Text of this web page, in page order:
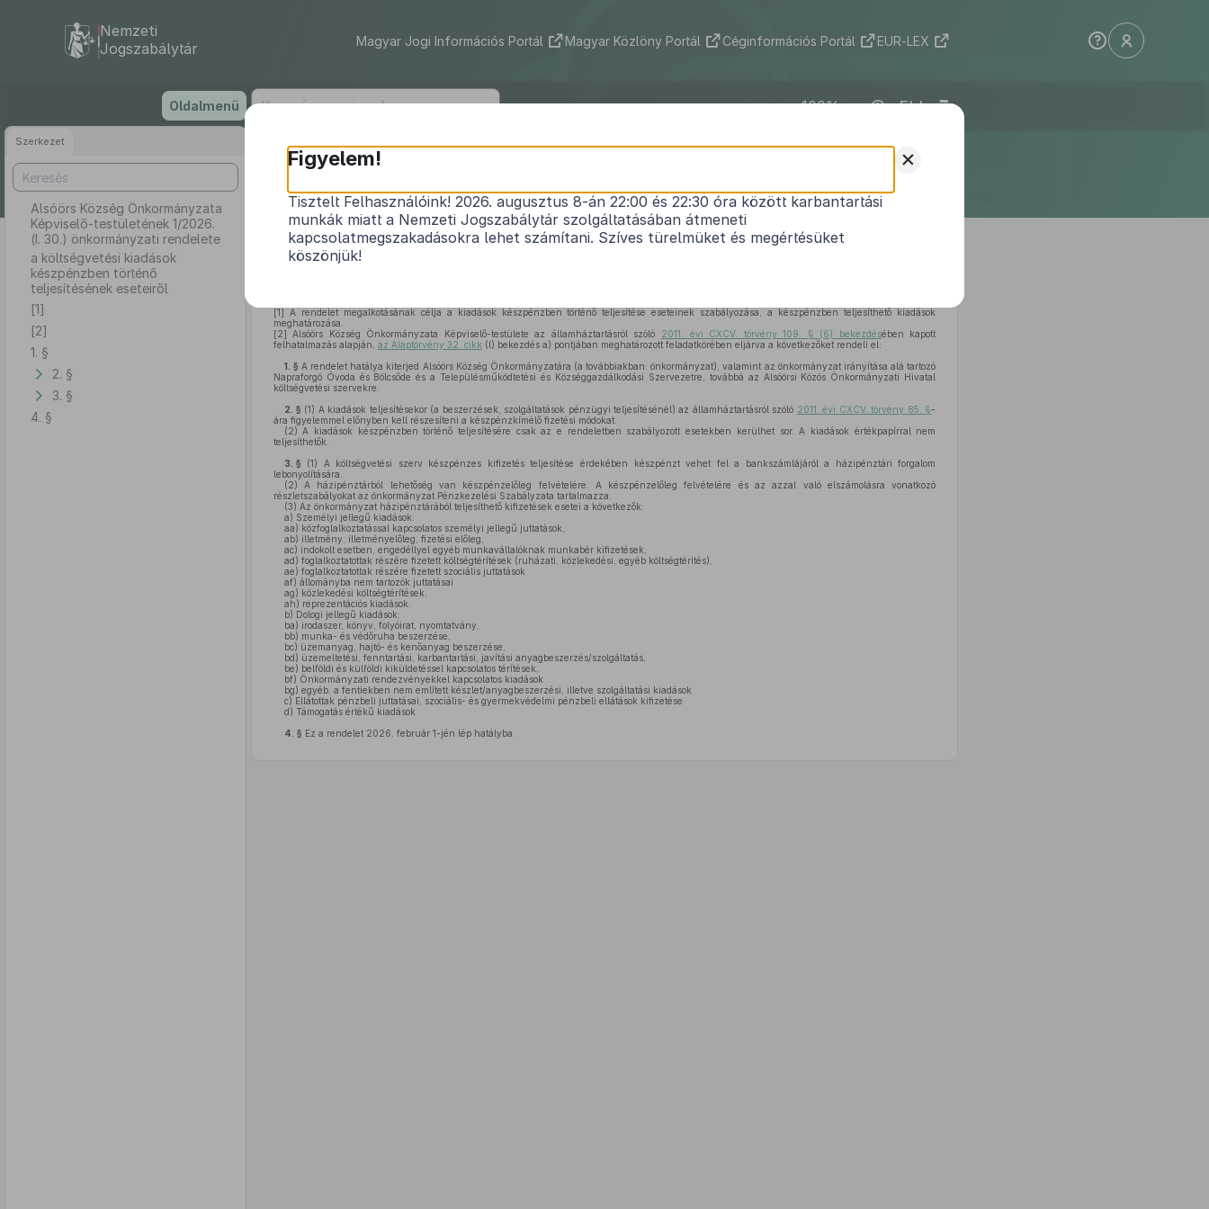
tartalomra
Nemzeti
Jogszabálytár
Magyar Jogi Információs Portál Magyar Közlöny Portál Céginformációs Portál EUR-LEX
Oldalmenü ELI
Szerkezet
Alsóörs Község Önkormányzata
Képviselő-testületének 1/2026.
(I. 30.) önkormányzati rendelete
a költségvetési kiadások
készpénzben történő
teljesítésének eseteiről
[1]
[2]
1. §
2. §
3. §
4. §
Alsóörs Község Önkormányzata Képviselő-testületének
a költségvetési kiadások készpénzben történő teljesítésének eseteiről
[1] A rendelet megalkotásának célja a kiadások készpénzben történő teljesítése eseteinek szabályozása, a készpénzben teljesíthető kiadások
meghatározása.
[2] Alsóörs Község Önkormányzata Képviselő-testülete az államháztartásról szóló 2011. évi CXCV. törvény 109. § (6) bekezdésében kapott
felhatalmazás alapján, az Alaptörvény 32. cikk (l) bekezdés a) pontjában meghatározott feladatkörében eljárva a következőket rendeli el:
1. § A rendelet hatálya kiterjed Alsóörs Község Önkormányzatára (a továbbiakban: önkormányzat), valamint az önkormányzat irányítása alá tartozó
Napraforgó Óvoda és Bölcsőde és a Településműködtetési és Községgazdálkodási Szervezetre, továbbá az Alsóörsi Közös Önkormányzati Hivatal
költségvetési szervekre.
2. § (1) A kiadások teljesítésekor (a beszerzések, szolgáltatások pénzügyi teljesítésénél) az államháztartásról szóló 2011. évi CXCV. törvény 85. §-
ára figyelemmel előnyben kell részesíteni a készpénzkímélő fizetési módokat.
(2) A kiadások készpénzben történő teljesítésére csak az e rendeletben szabályozott esetekben kerülhet sor. A kiadások értékpapírral nem
teljesíthetők.
3. § (1)
A költségvetési szerv készpénzes kifizetés teljesítése érdekében készpénzt vehet fel a bankszámlájáról a házipénztári forgalom
lebonyolítására.
(2) A házipénztárból lehetőség van készpénzelőleg felvételére. A készpénzelőleg felvételére és az azzal való elszámolásra vonatkozó
részletszabályokat az önkormányzat Pénzkezelési Szabályzata tartalmazza.
(3) Az önkormányzat házipénztárából teljesíthető kifizetések esetei a következők:
a) Személyi jellegű kiadások:
aa) közfoglalkoztatással kapcsolatos személyi jellegű juttatások,
ab) illetmény, illetményelőleg, fizetési előleg,
ac) indokolt esetben, engedéllyel egyéb munkavállalóknak munkabér kifizetések,
ad) foglalkoztatottak részére fizetett költségtérítések (ruházati, közlekedési, egyéb költségtérítés),
ae) foglalkoztatottak részére fizetett szociális juttatások
af) állományba nem tartozók juttatásai
ag) közlekedési költségtérítések,
ah) reprezentációs kiadások.
b) Dologi jellegű kiadások:
ba) irodaszer, könyv, folyóirat, nyomtatvány,
bb) munka- és védőruha beszerzése,
bc) üzemanyag, hajtó- és kenőanyag beszerzése,
bd) üzemeltetési, fenntartási, karbantartási, javítási anyagbeszerzés/szolgáltatás,
be) belföldi és külföldi kiküldetéssel kapcsolatos térítések,
bf) Önkormányzati rendezvényekkel kapcsolatos kiadások
bg) egyéb, a fentiekben nem említett készlet/anyagbeszerzési, illetve szolgáltatási kiadások
c) Ellátottak pénzbeli juttatásai, szociális- és gyermekvédelmi pénzbeli ellátások kifizetése
d) Támogatás értékű kiadások
4. § Ez a rendelet 2026. február 1-jén lép hatályba.
+
Figyelem!
Tisztelt Felhasználóink! 2026. augusztus 8-án 22:00 és 22:30 óra között karbantartási
munkák miatt a Nemzeti Jogszabálytár szolgáltatásában átmeneti
kapcsolatmegszakadásokra lehet számítani. Szíves türelmüket és megértésüket
köszönjük!